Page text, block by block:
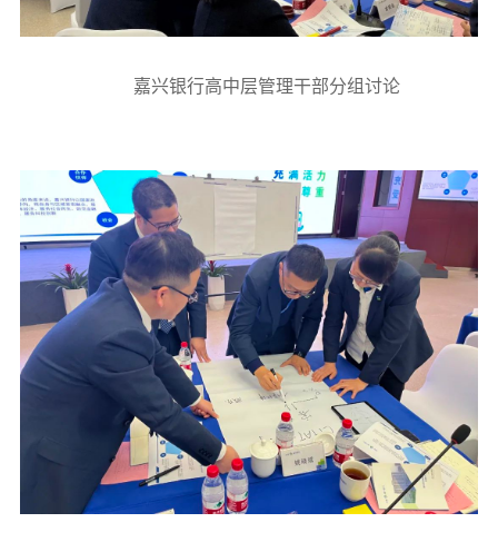
嘉兴银行高中层管理干部分组讨论